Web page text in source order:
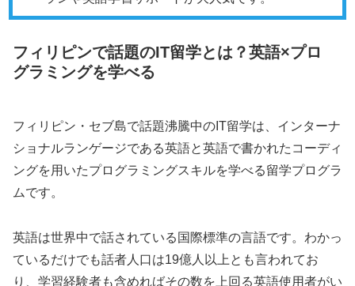
フィリピンで話題のIT留学とは？英語×プロ
グラミングを学べる
フィリピン・セブ島で話題沸騰中のIT留学は、インターナ
ショナルランゲージである英語と英語で書かれたコーディ
ングを用いたプログラミングスキルを学べる留学プログラ
ムです。
英語は世界中で話されている国際標準の言語です。わかっ
ているだけでも話者人口は19億人以上とも言われてお
り、学習経験者も含めればその数を上回る英語使用者がい